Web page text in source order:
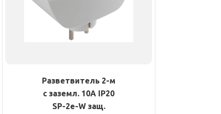
Разветвитель 2-м
с заземл. 10А IP20
SP-2e-W защ.